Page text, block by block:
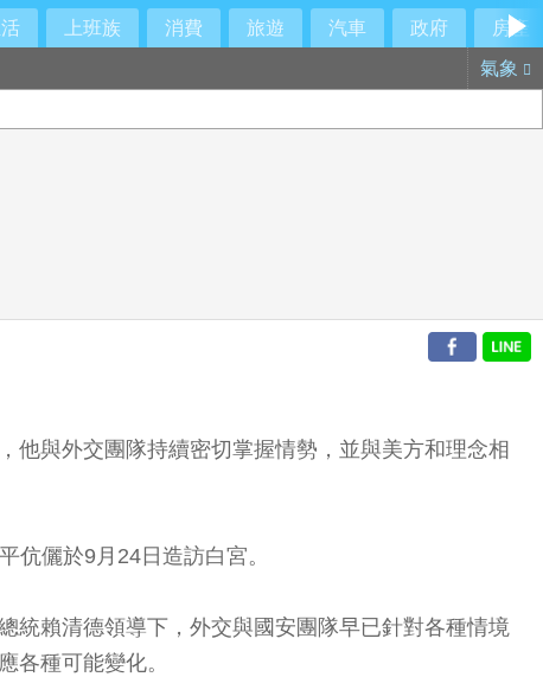
上班族 消費 旅遊 汽車 政府
房產
氣象
他與外交團隊持續密切掌握情勢，並與美方和理念相
伉儷於9月24日造訪白宮。
統賴清德領導下，外交與國安團隊早已針對各種情境
各種可能變化。